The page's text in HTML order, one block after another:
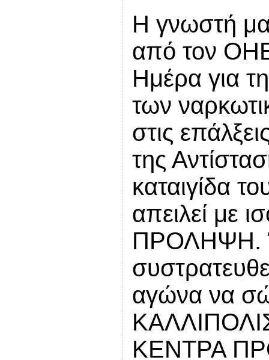
Η γνωστή
από τον
Ημέρα για
των
στις
της
καταιγίδα
απειλεί με
ΠΡΟΛΗΨΗ.
αγώνα να
ΚΕΝΤΡΑ